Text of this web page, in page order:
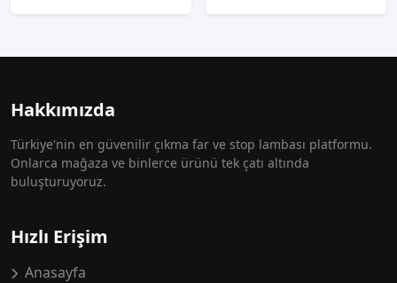
Hakkımızda
Türkiye'nin en güvenilir çıkma far ve stop lambası platformu.
Onlarca mağaza ve binlerce ürünü tek çatı altında
buluşturuyoruz.
Hızlı Erişim
Anasayfa